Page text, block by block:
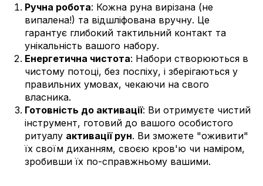
Ручна робота: Кожна руна вирізана (не
випалена!) та відшліфована вручну. Це
гарантує глибокий тактильний контакт та
унікальність вашого набору.
Енергетична чистота: Набори створюються в
чистому потоці, без поспіху, і зберігаються у
правильних умовах, чекаючи на свого
власника.
Готовність до активації: Ви отримуєте чистий
інструмент, готовий до вашого особистого
ритуалу активації рун. Ви зможете "оживити"
їх своїм диханням, своєю кров'ю чи наміром,
зробивши їх по-справжньому вашими.